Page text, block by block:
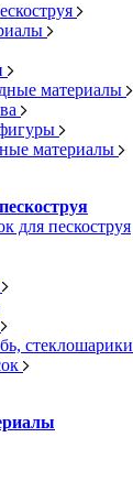
материалы
материалы
для пескоструя
стеклошарики